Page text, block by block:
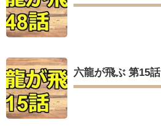
六龍が飛ぶ 第15話